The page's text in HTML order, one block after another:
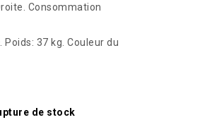
Consommation
37 kg. Couleur du
de stock